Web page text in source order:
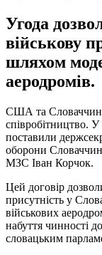
Угода
військову
шляхом
аеродромів.
США та
співробітництво.
поставили
оборони
МЗС Іван Корчок.
Цей договір
присутність у
військових
набуття чинності
словацьким